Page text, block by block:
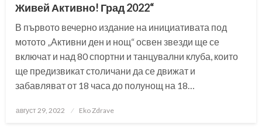
Живей Активно! Град 2022“
В първото вечерно издание на инициативата под
мотото „Активни ден и нощ“ освен звезди ще се
включат и над 80 спортни и танцувални клуба, които
ще предизвикат столичани да се движат и
забавляват от 18 часа до полунощ на 18…
Posted
август 29, 2022 Eko Zdrave